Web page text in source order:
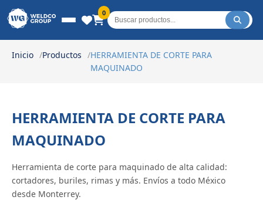
Weldco Group.
0
Inicio Productos
HERRAMIENTA DE CORTE PARA
MAQUINADO
HERRAMIENTA DE CORTE PARA
MAQUINADO
Herramienta de corte para maquinado de alta calidad:
cortadores, buriles, rimas y más. Envíos a todo México
desde Monterrey.